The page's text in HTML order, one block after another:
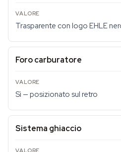
Trasparente con logo EHLE
Foro carburatore
Sì — posizionato sul retro
Sistema ghiaccio